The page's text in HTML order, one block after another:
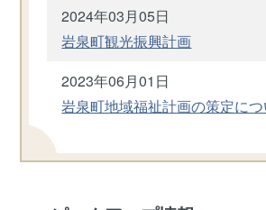
2024年03月05日
岩泉町観光振興計画
2023年06月01日
岩泉町地域福祉計画の策定につ